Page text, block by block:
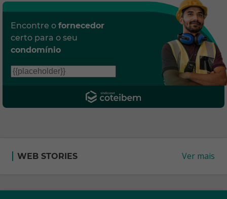
Encontre o fornecedor
certo para o seu
condomínio
WEB STORIES Ver mais